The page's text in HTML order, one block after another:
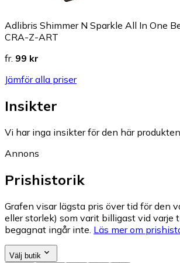
Adlibris Shimmer N Sparkle All In One
CRA-Z-ART
fr. 99 kr
Jämför alla priser
Insikter
Vi har inga insikter för den här produkten
Annons
Prishistorik
Grafen visar lägsta pris över tid för den
eller storlek) som varit billigast vid varje
begagnat ingår inte. Läs mer om
Välj butik